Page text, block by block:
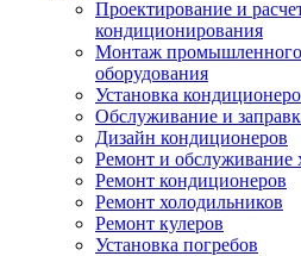
Проектирование и
кондиционирования
Монтаж промышленного
оборудования
Установка
Обслуживание и
Дизайн кондиционеров
Ремонт и обслуживание
Ремонт кондиционеров
Ремонт холодильников
Ремонт кулеров
Установка погребов